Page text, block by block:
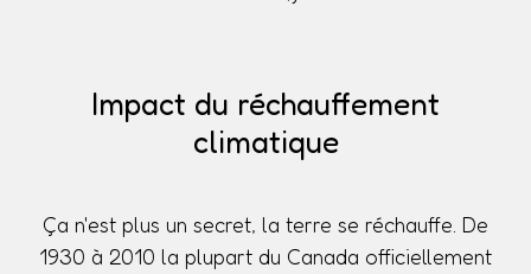
Impact du réchauffement
climatique
Ça n'est plus un secret, la terre se réchauffe. De
1930 à 2010 la plupart du Canada officiellement